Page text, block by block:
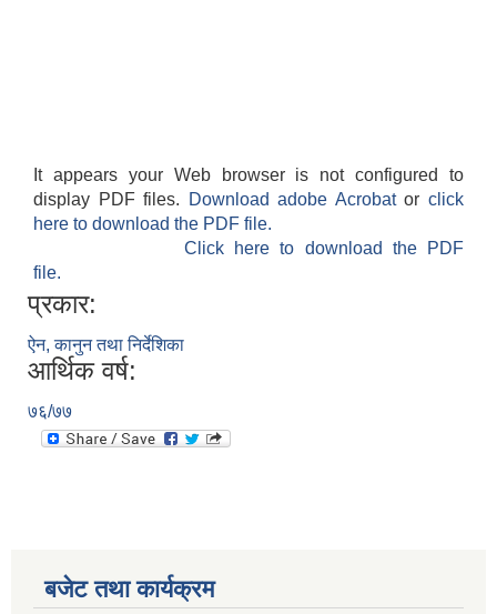
It appears your Web browser is not configured to
display PDF files.
Download adobe Acrobatorclick
here to download the PDF file.
Click here to download the PDF
file.
प्रकार:
ऐन, कानुन तथा निर्देशिका
आर्थिक वर्ष:
७६/७७
बजेट तथा कार्यक्रम